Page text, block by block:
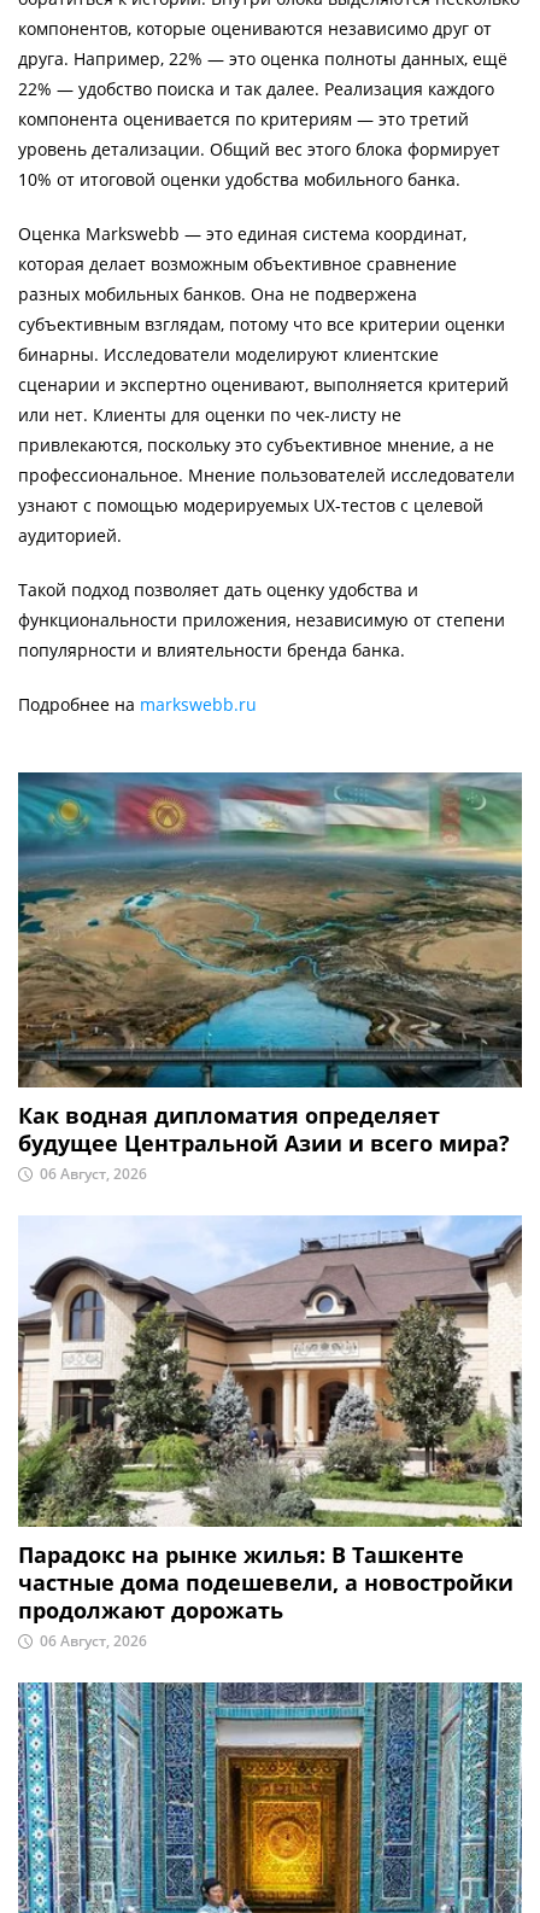
компонентов, которые оцениваются независимо друг от
друга. Например, 22% — это оценка полноты данных, ещё
22% — удобство поиска и так далее. Реализация каждого
компонента оценивается по критериям — это третий
уровень детализации. Общий вес этого блока формирует
10% от итоговой оценки удобства мобильного банка.
Оценка Markswebb — это единая система координат,
которая делает возможным объективное сравнение
разных мобильных банков. Она не подвержена
субъективным взглядам, потому что все критерии оценки
бинарны. Исследователи моделируют клиентские
сценарии и экспертно оценивают, выполняется критерий
или нет. Клиенты для оценки по чек-листу не
привлекаются, поскольку это субъективное мнение, а не
профессиональное. Мнение пользователей исследователи
узнают с помощью модерируемых UX-тестов с целевой
аудиторией.
Такой подход позволяет дать оценку удобства и
функциональности приложения, независимую от степени
популярности и влиятельности бренда банка.
Подробнее на markswebb.ru
Как водная дипломатия определяет
будущее Центральной Азии и всего мира?
06 Август, 2026
Парадокс на рынке жилья: В Ташкенте
частные дома подешевели, а новостройки
продолжают дорожать
06 Август, 2026